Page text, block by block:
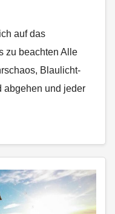
auf das
zu beachten Alle
Blaulicht-
abgehen und jeder